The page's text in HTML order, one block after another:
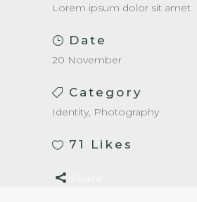
Lorem ipsum dolor sit amet
Date
20 November
Category
Identity, Photography
71 Likes